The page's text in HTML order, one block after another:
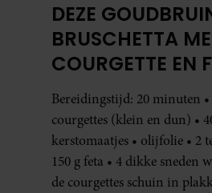
DEZE
BRUSCHETTA
COURGETTE EN
JE METEEN
Bereidingstijd: 20 minuten •
courgettes (klein en dun) •
kerstomaatjes • olijfolie • 2
150 g feta • 4 dikke sneden
de courgettes schuin in